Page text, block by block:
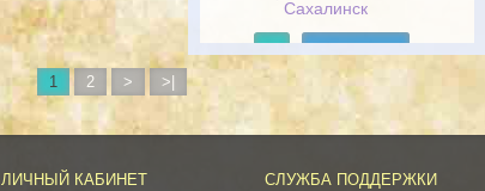
Сахалинск
1
2 > >|
ЛИЧНЫЙ КАБИНЕТ СЛУЖБА ПОДДЕРЖКИ